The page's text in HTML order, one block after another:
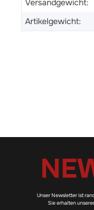
Versandgewicht:
Artikelgewicht:
Unser Newsletter ist
Sie erhalten